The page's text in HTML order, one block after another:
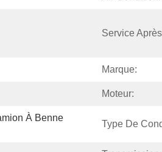
Service
Marque:
Moteur:
À Benne
Type De